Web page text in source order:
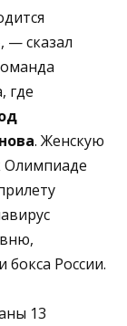
— сказал
где
. Женскую
Олимпиаде
России.
13